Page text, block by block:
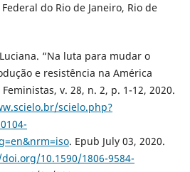
do Rio de Janeiro, Rio de
Luciana. “Na luta para mudar o
e resistência na América
v. 28, n. 2, p. 1-12, 2020.
scielo.php?
. Epub July 03, 2020.
10.1590/1806-9584-